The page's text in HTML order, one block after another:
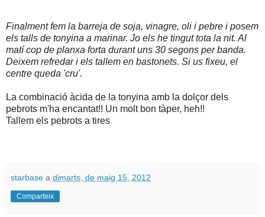
Finalment fem la barreja de soja, vinagre, oli i pebre i posem
els talls de tonyina a marinar. Jo els he tingut tota la nit. Al
matí cop de planxa forta durant uns 30 segons per banda.
Deixem refredar i els tallem en bastonets. Si us fixeu, el
centre queda 'cru'.
La combinació àcida de la tonyina amb la dolçor dels
pebrots m'ha encantat!! Un molt bon tàper, heh!!
Tallem els pebrots a tires
starbase a dimarts, de maig 15, 2012
Comparteix